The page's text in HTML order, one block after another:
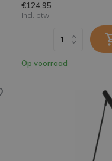
€124,95
Incl. btw
Op voorraad